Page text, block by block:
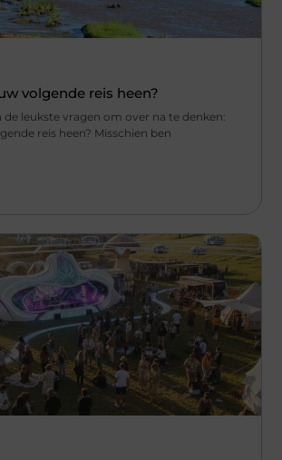
volgende reis heen?
de leukste vragen om over na te denken:
reis heen? Misschien ben